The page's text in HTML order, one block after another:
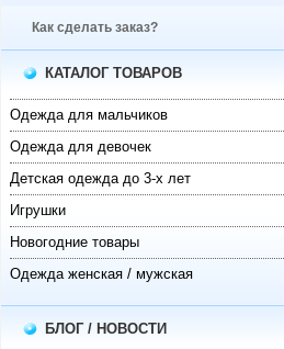
Как сделать заказ?
КАТАЛОГ ТОВАРОВ
Одежда для мальчиков
Одежда для девочек
Детская одежда до 3-х лет
Игрушки
Новогодние товары
Одежда женская / мужская
БЛОГ / НОВОСТИ